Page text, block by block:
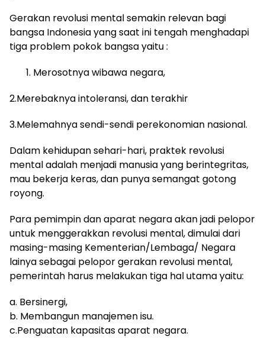
Gerakan revolusi mental semakin relevan bagi
bangsa Indonesia yang saat ini tengah menghadapi
tiga problem pokok bangsa yaitu :
Merosotnya wibawa negara,
2.Merebaknya intoleransi, dan terakhir
3.Melemahnya sendi-sendi perekonomian nasional.
Dalam kehidupan sehari-hari, praktek revolusi
mental adalah menjadi manusia yang berintegritas,
mau bekerja keras, dan punya semangat gotong
royong.
Para pemimpin dan aparat negara akan jadi pelopor
untuk menggerakkan revolusi mental, dimulai dari
masing-masing Kementerian/Lembaga/ Negara
lainya sebagai pelopor gerakan revolusi mental,
pemerintah harus melakukan tiga hal utama yaitu:
a. Bersinergi,
b. Membangun manajemen isu.
c.Penguatan kapasitas aparat negara.